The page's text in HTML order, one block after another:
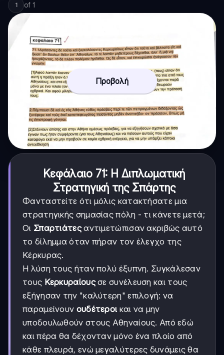
1 of 1
Προβολή
Κεφάλαιο 71: Η Διπλωματική
Στρατηγική της Σπάρτης
Φανταστείτε ότι μόλις κατακτήσατε μια
στρατηγικής σημασίας πόλη - τι κάνετε μετά;
Οι Σπαρτιάτεςαντιμετώπισαν ακριβώς αυτό
το δίλημμα όταν πήραν τον έλεγχο της
Κέρκυρας.
Η λύση τους ήταν πολύ έξυπνη. Συγκάλεσαν
τους Κερκυραίουςσε συνέλευση και τους
εξήγησαν την "καλύτερη" επιλογή: να
παραμείνουν ουδέτεροι και να μην
υποδουλωθούν στους Αθηναίους. Από εδώ
και πέρα θα δέχονταν μόνο ένα πλοίο από
κάθε πλευρά, ενώ μεγαλύτερες δυνάμεις θα